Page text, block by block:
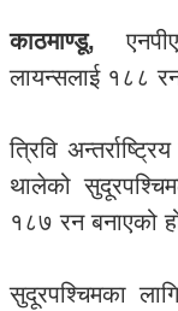
काठमाण्डू,
लायन्सलाई १८८
त्रिवि
थालेको
१८७ रन बनाएको
सुदूरपश्चिमका